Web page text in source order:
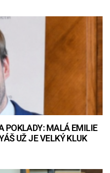
POKLADY: MALÁ EMILIE
UŽ JE VELKÝ KLUK